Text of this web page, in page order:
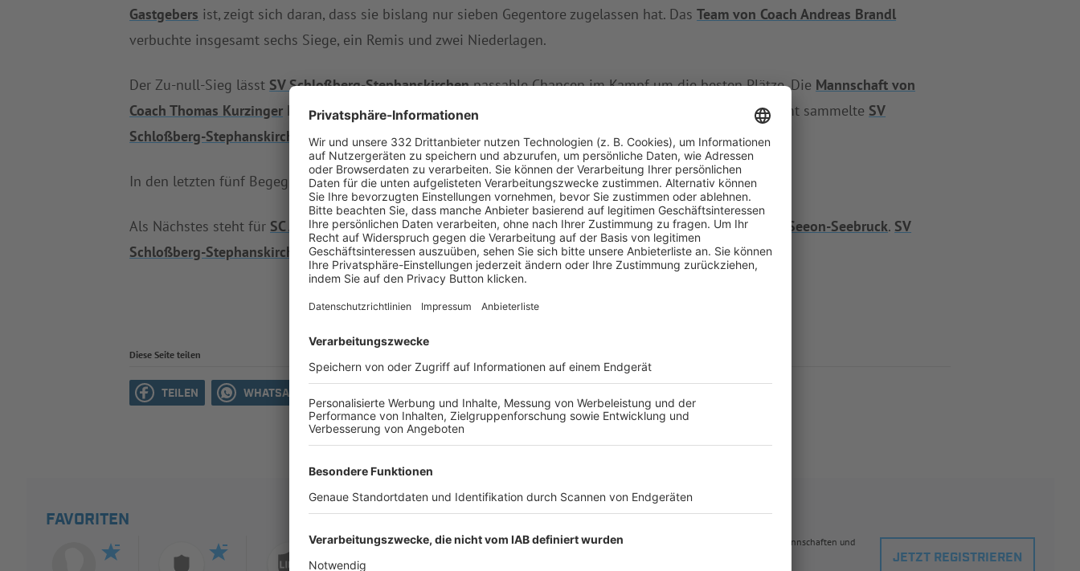
Gastgebers ist, zeigt sich daran, dass sie bislang nur sieben Gegentore zugelassen hat. DasTeam von Coach Andreas Brandl
verbuchte insgesamt sechs Siege, ein Remis und zwei Niederlagen.
Der Zu-null-Sieg lässt SV Schloßberg-Stephanskirchenpassable Chancen im Kampf um die besten Plätze. Die Mannschaft von
Coach Thomas Kurzinger knüpft mit dem Sieg an die guten Auftritte in der bisherigen Saison an. Insgesamt sammelte SV
Schloßberg-Stephanskirchenfünf Siege, ein Unentschieden und kassierte nur drei Niederlagen.
In den letzten fünf Begegnungen holteSV Schloßberg-Stephanskircheninsgesamt nur sieben Zähler.
Als Nächstes steht für SC Angereine Auswärtsaufgabe an. Am Sonntag (14:00 Uhr) geht es gegen den SV Seeon-Seebruck. SV
Schloßberg-Stephanskirchentritt bereits zwei Tage vorher gegen denTuS Prienan (18:00 Uhr).
Diese Seite teilen
TEILEN WHATSAPP
FAVORITEN
Nach der Registrierung kannst du dir Favoriten setzen. So bist du ganz nah an deinen Lieblingsspielern, Mannschaften und
JETZT REGISTRIEREN